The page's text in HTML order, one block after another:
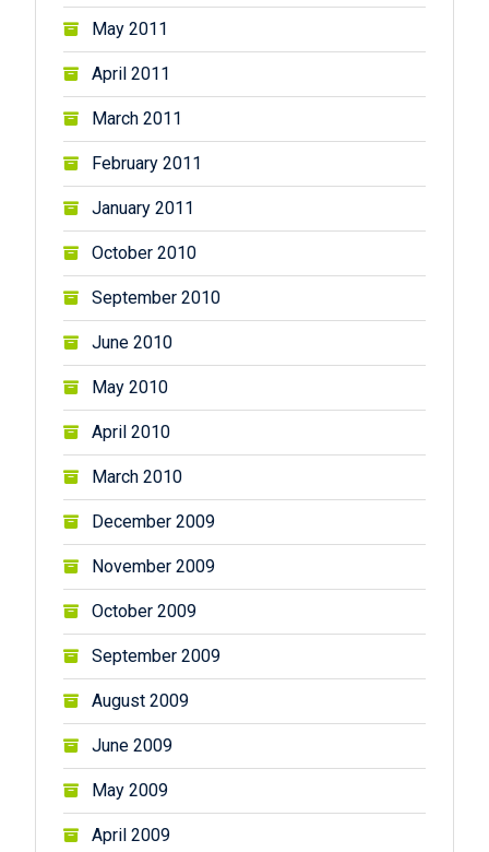
May 2011
April 2011
March 2011
February 2011
January 2011
October 2010
September 2010
June 2010
May 2010
April 2010
March 2010
December 2009
November 2009
October 2009
September 2009
August 2009
June 2009
May 2009
April 2009